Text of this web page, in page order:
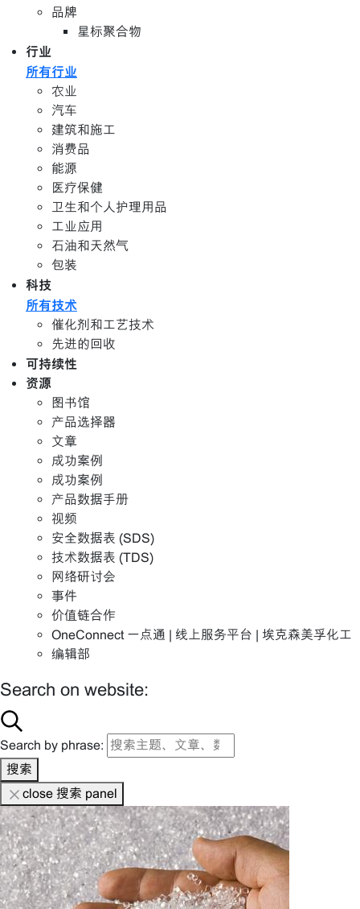
品牌
星标聚合物
行业
所有行业
农业
汽车
建筑和施工
消费品
能源
医疗保健
卫生和个人护理用品
工业应用
石油和天然气
包装
科技
所有技术
催化剂和工艺技术
先进的回收
可持续性
资源
图书馆
产品选择器
文章
成功案例
成功案例
产品数据手册
视频
安全数据表 (SDS)
技术数据表 (TDS)
网络研讨会
事件
价值链合作
OneConnect 一点通 | 线上服务平台 | 埃克森美孚化工
编辑部
Search on website:
Search by phrase:
搜索
close 搜索 panel